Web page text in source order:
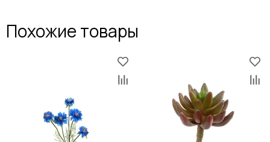
Похожие товары